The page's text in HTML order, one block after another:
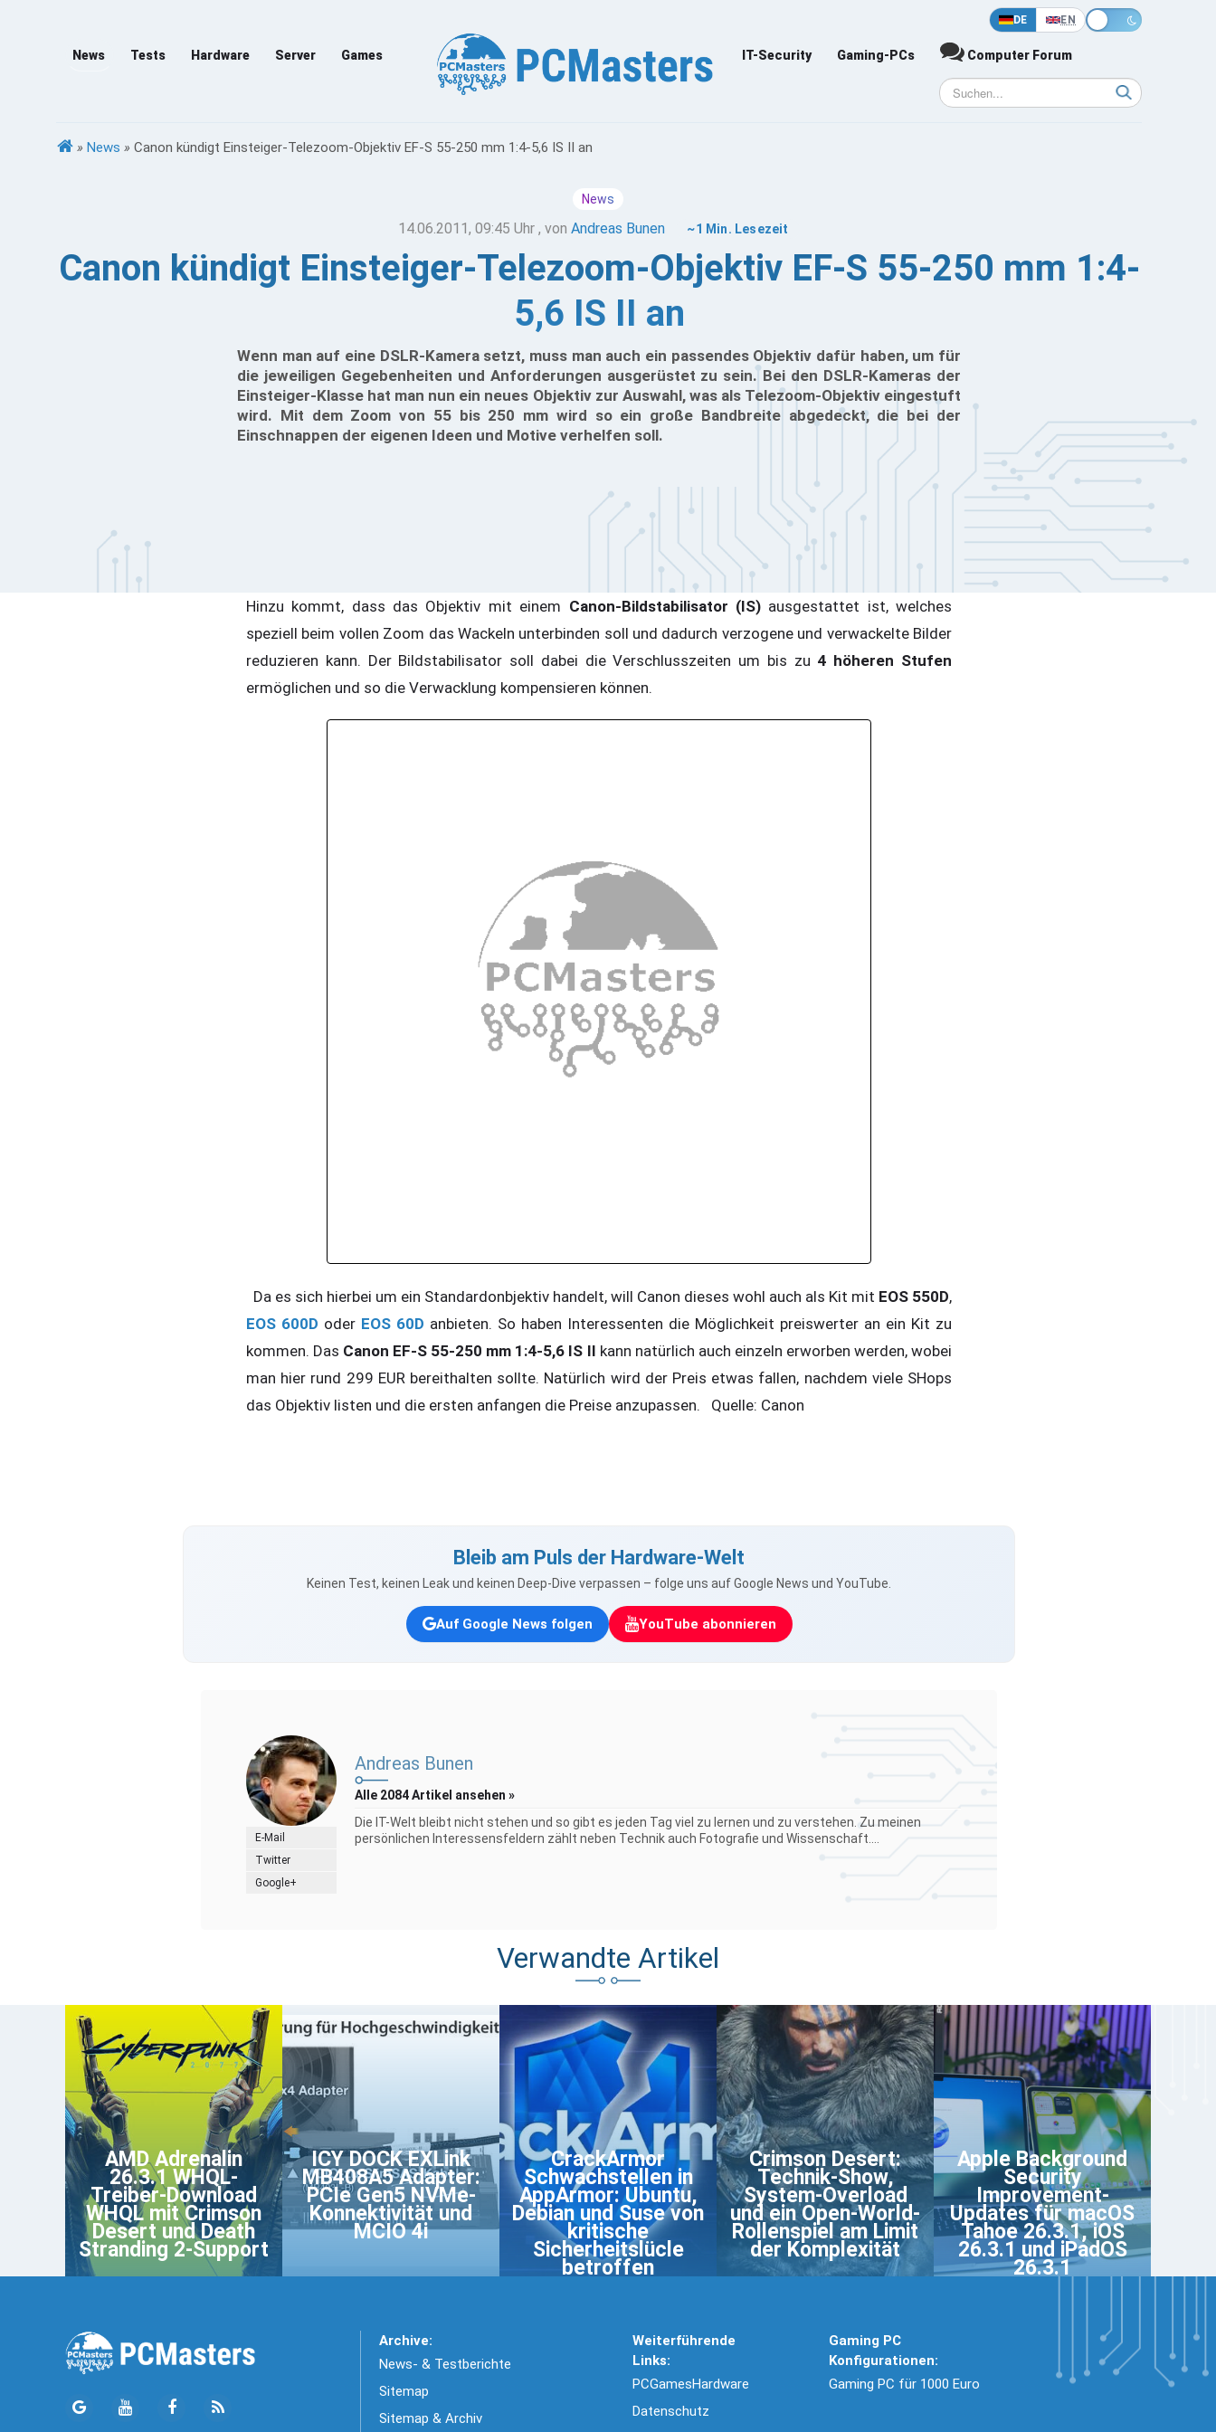
DE EN
News Tests Hardware Server Games IT-Security Gaming-PCs Computer Forum
» News » Canon kündigt Einsteiger-Telezoom-Objektiv EF-S 55-250 mm 1:4-5,6 IS II an
News
14.06.2011, 09:45 Uhr , vonAndreas Bunen ~1 Min. Lesezeit
Canon kündigt Einsteiger-Telezoom-Objektiv EF-S 55-250 mm 1:4-
5,6 IS II an
Wenn man auf eine DSLR-Kamera setzt, muss man auch ein passendes Objektiv dafür haben, um für
die jeweiligen Gegebenheiten und Anforderungen ausgerüstet zu sein. Bei den DSLR-Kameras der
Einsteiger-Klasse hat man nun ein neues Objektiv zur Auswahl, was als Telezoom-Objektiv eingestuft
wird. Mit dem Zoom von 55 bis 250 mm wird so ein große Bandbreite abgedeckt, die bei der
Einschnappen der eigenen Ideen und Motive verhelfen soll.
Hinzu kommt, dass das Objektiv mit einem Canon-Bildstabilisator (IS)ausgestattet ist, welches
speziell beim vollen Zoom das Wackeln unterbinden soll und dadurch verzogene und verwackelte Bilder
reduzieren kann. Der Bildstabilisator soll dabei die Verschlusszeiten um bis zu 4 höheren Stufen
ermöglichen und so die Verwacklung kompensieren können.
Da es sich hierbei um ein Standardonbjektiv handelt, will Canon dieses wohl auch als Kit mit EOS 550D,
EOS 600D oder EOS 60D anbieten. So haben Interessenten die Möglichkeit preiswerter an ein Kit zu
kommen. Das Canon EF-S 55-250 mm 1:4-5,6 IS II kann natürlich auch einzeln erworben werden, wobei
man hier rund 299 EUR bereithalten sollte. Natürlich wird der Preis etwas fallen, nachdem viele SHops
das Objektiv listen und die ersten anfangen die Preise anzupassen. Quelle: Canon
Bleib am Puls der Hardware-Welt
Keinen Test, keinen Leak und keinen Deep-Dive verpassen – folge uns auf Google News und YouTube.
Auf Google News folgen YouTube abonnieren
E-Mail
Twitter
Google+
Andreas Bunen
Alle 2084 Artikel ansehen »
Die IT-Welt bleibt nicht stehen und so gibt es jeden Tag viel zu lernen und zu verstehen. Zu meinen
persönlichen Interessensfeldern zählt neben Technik auch Fotografie und Wissenschaft....
Verwandte Artikel
AMD Adrenalin
26.3.1 WHQL-
Treiber-Download
WHQL mit Crimson
Desert und Death
Stranding 2-Support
ICY DOCK EXLink
MB408A5 Adapter:
PCIe Gen5 NVMe-
Konnektivität und
MCIO 4i
CrackArmor
Schwachstellen in
AppArmor: Ubuntu,
Debian und Suse von
kritische
Sicherheitslücle
betroffen
Crimson Desert:
Technik-Show,
System-Overload
und ein Open-World-
Rollenspiel am Limit
der Komplexität
Apple Background
Security
Improvement-
Updates für macOS
Tahoe 26.3.1, iOS
26.3.1 und iPadOS
26.3.1
Archive:
News- & Testberichte
Sitemap
Sitemap & Archiv
Weiterführende
Links:
PCGamesHardware
Datenschutz
Gaming PC
Konfigurationen:
Gaming PC für 1000 Euro